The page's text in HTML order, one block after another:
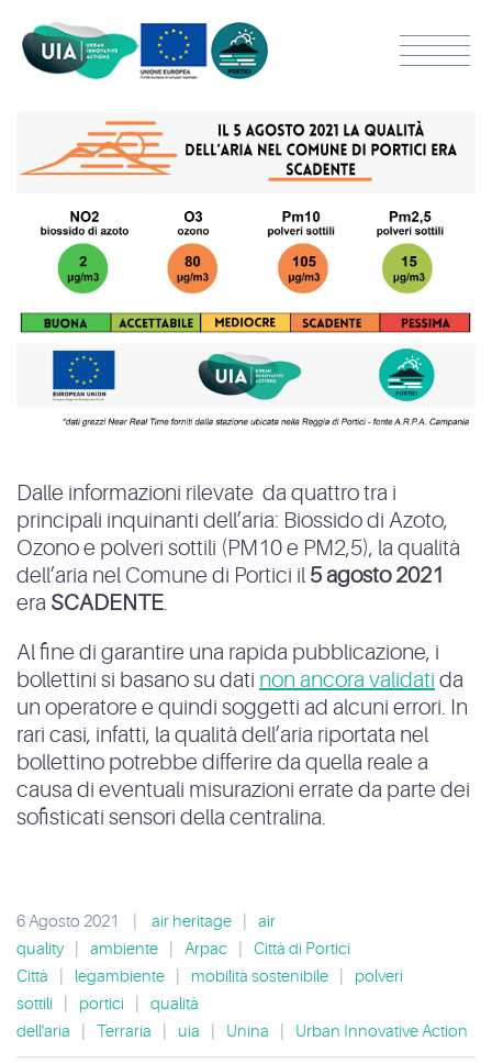
Dalle informazioni rilevate da quattro tra i
principali inquinanti dell’aria: Biossido di Azoto,
Ozono e polveri sottili (PM10 e PM2,5), la qualità
dell’aria nel Comune di Portici il 5 agosto 2021
era SCADENTE.
Al fine di garantire una rapida pubblicazione, i
bollettini si basano su dati non ancora validati da
un operatore e quindi soggetti ad alcuni errori. In
rari casi, infatti, la qualità dell’aria riportata nel
bollettino potrebbe differire da quella reale a
causa di eventuali misurazioni errate da parte dei
sofisticati sensori della centralina.
6 Agosto 2021 air heritage
air
quality
ambiente Arpac
Città di Portici
Città
legambiente mobilità sostenibile
polveri
sottili
portici
qualità
dell'aria
Terraria uia Unina Urban Innovative Action